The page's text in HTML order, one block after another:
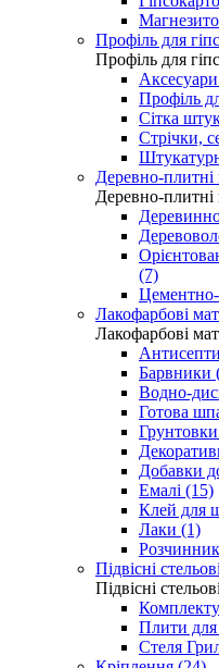
Профіль для
Профіль для
Профіль
Сітка
Стрічки,
Деревно-плитні
Деревно-плитні
(7)
Лакофарбові
Лакофарбові
Барвники
Водно-
Готова
Добавки
Емалі (15)
Клей для
Лаки (1)
Підвісні
Підвісні
Плити для
Стеля